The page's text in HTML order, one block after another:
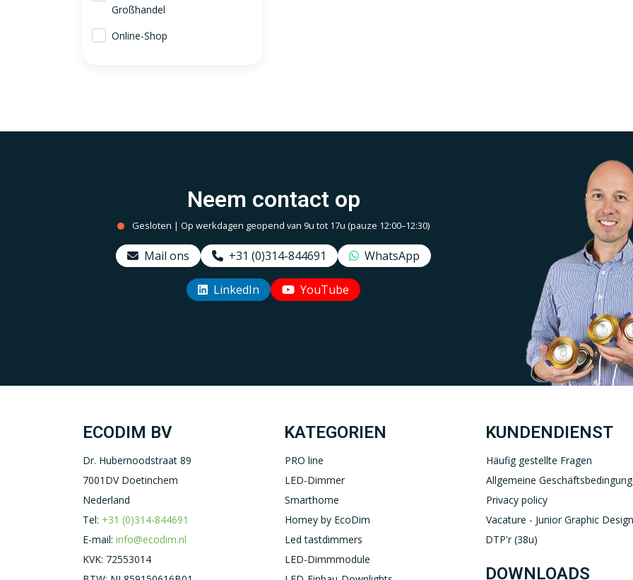
Großhandel
Online-Shop
Neem contact op
Gesloten | Op werkdagen geopend van 9u tot 17u (pauze 12:00–12:30)
Mail ons +31 (0)314-844691 WhatsApp
LinkedIn YouTube
Uw EcoDim team
ECODIM BV
Dr. Hubernoodstraat 89
7001DV Doetinchem
Nederland
Tel: +31 (0)314-844691
E-mail: info@ecodim.nl
KVK: 72553014
KATEGORIEN
PRO line
LED-Dimmer
Smarthome
Homey by EcoDim
Led tastdimmers
LED-Dimmmodule
KUNDENDIENST
Häufig gestellte Fragen
Allgemeine
Privacy policy
Vacature - Junior Graphic
DTP'r (38u)
DOWNLOADS